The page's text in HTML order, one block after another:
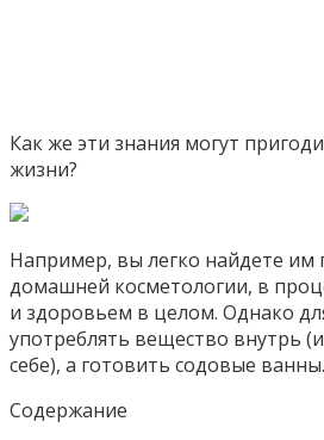
Как же эти знания могут
жизни?
Например, вы легко найдете им
домашней косметологии, в
и здоровьем в целом. Однако
употреблять вещество внутрь
себе), а готовить содовые ванны.
Содержание